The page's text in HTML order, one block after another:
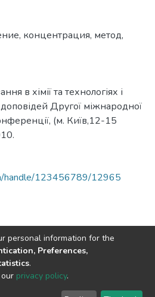
, концентрация, метод,
в хімії та технологіях і
Другої міжнародної
(м. Київ,12-15
handle/123456789/12965
© 2009-2026
personal information for the
Preferences,
.
privacy policy.